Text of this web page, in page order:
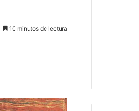
10 minutos de lectura